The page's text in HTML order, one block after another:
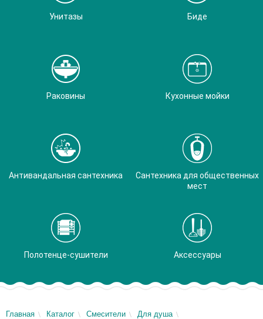
Унитазы Биде
Раковины Кухонные мойки
Антивандальная сантехника
Сантехника для общественных
мест
Полотенце-сушители Аксессуары
Главная Каталог Смесители
Для душа